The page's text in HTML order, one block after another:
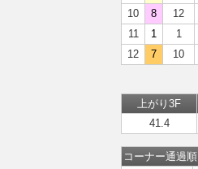
10
8 12
11
1 1
12
7 10
上がり3F
41.4
コーナー通過順